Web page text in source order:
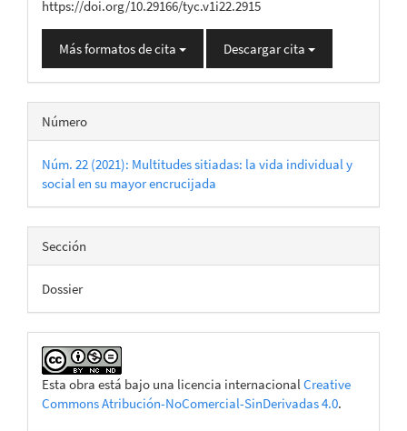
https://doi.org/10.29166/tyc.v1i22.2915
Más formatos de cita Descargar cita
Número
Núm. 22 (2021): Multitudes sitiadas: la vida individual y
social en su mayor encrucijada
Sección
Dossier
Esta obra está bajo una licencia internacional Creative
Commons Atribución-NoComercial-SinDerivadas 4.0.